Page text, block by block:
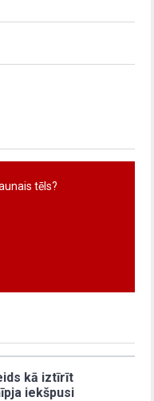
tēls?
kā iztīrīt
iekšpusi